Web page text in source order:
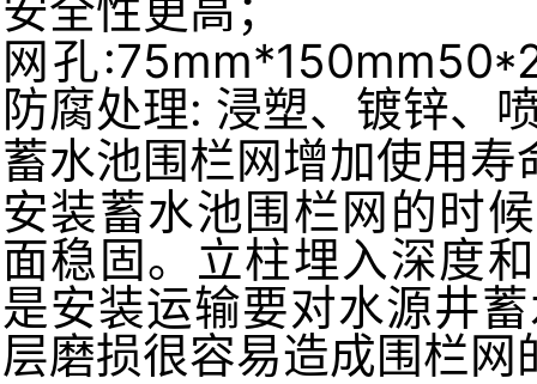
网孔
防腐处理: 浸塑、镀锌、
蓄水池围栏网增加使用寿
安装蓄水池围栏网的时
面稳固。立柱埋入深度
是安装运输要对水源井
层磨损很容易造成围栏网